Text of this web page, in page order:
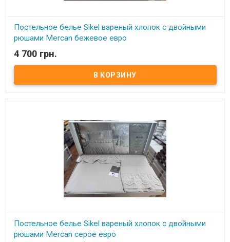
Постельное белье Sikel вареный хлопок с двойными
рюшами Mercan бежевое евро
В наличии
Постельное белье из вареного хлопка с двойными рюшами
Mercan Размер евро: пододеяльник: 200х220 см простынь:
240х260 см наволочки: 2 шт 50х70 см гладкие наволочки: 2 шт
4 700 грн.
Постельное белье Sikel вареный хлопок с двойными
рюшами Mercan серое евро